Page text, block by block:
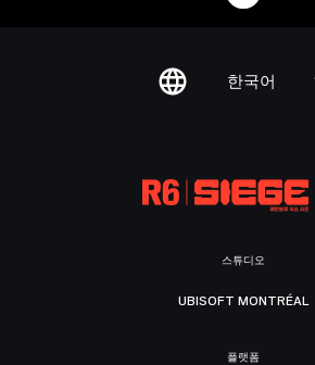
한국어
스튜디오
UBISOFT MONTRÉAL
플랫폼